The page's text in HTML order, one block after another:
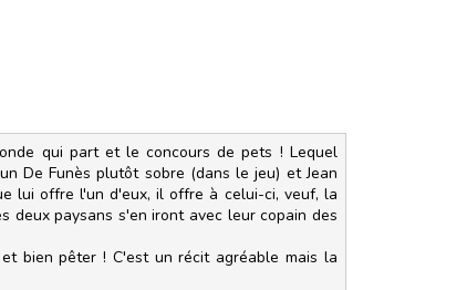
qui part et le concours de pets ! Lequel
De Funès plutôt sobre (dans le jeu) et Jean
lui offre l'un d'eux, il offre à celui-ci, veuf, la
deux paysans s'en iront avec leur copain des
bien pêter ! C'est un récit agréable mais la